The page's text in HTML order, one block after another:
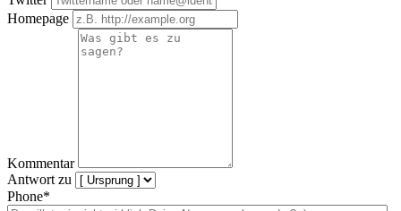
Homepage
Kommentar
Antwort zu
Phone*